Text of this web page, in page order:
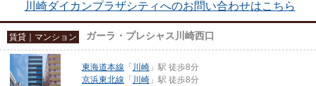
川崎ダイカンプラザシティへのお問い合わせはこちら
賃貸｜マンション ガーラ・プレシャス川崎西口
東海道本線 「 川崎 」駅 徒歩8分
京浜東北線 「 川崎 」駅 徒歩8分